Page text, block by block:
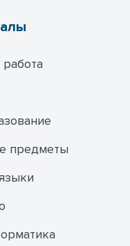
предметы